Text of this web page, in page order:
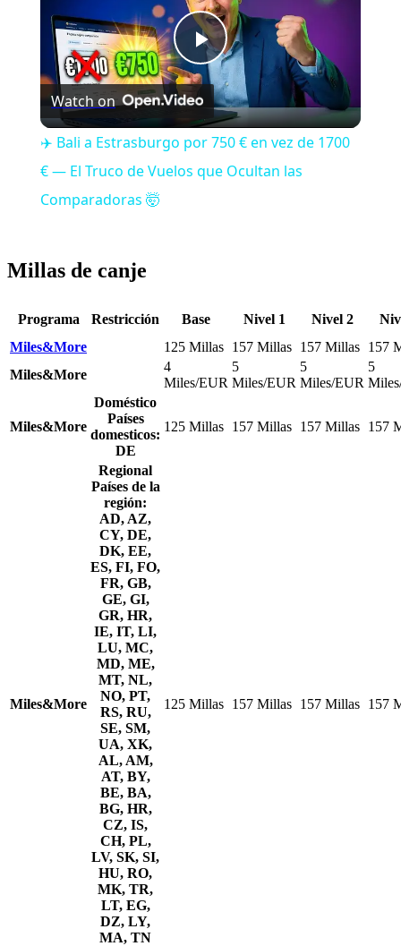
Play
Video
Watch on
✈️ Bali a Estrasburgo por 750 € en vez de 1700
€ — El Truco de Vuelos que Ocultan las
Comparadoras 🤯
Millas de canje
Programa Restricción Base Nivel 1 Nivel 2
Miles&More
125 Millas 157 Millas 157 Millas 157
Miles&More
4
Miles/EUR
5
Miles/EUR
5
Miles/EUR
5
Miles&More
Doméstico
Países
domesticos:
DE
125 Millas 157 Millas 157 Millas 157
Miles&More
Regional
Países de la
región:
AD, AZ,
CY, DE,
DK, EE,
ES, FI, FO,
FR, GB,
GE, GI,
GR, HR,
IE, IT, LI,
LU, MC,
MD, ME,
MT, NL,
NO, PT,
RS, RU,
SE, SM,
UA, XK,
AL, AM,
AT, BY,
BE, BA,
BG, HR,
CZ, IS,
CH, PL,
LV, SK, SI,
HU, RO,
MK, TR,
LT, EG,
DZ, LY,
MA, TN
125 Millas 157 Millas 157 Millas 157